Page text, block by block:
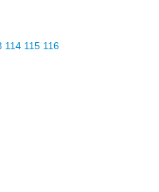
114 115 116